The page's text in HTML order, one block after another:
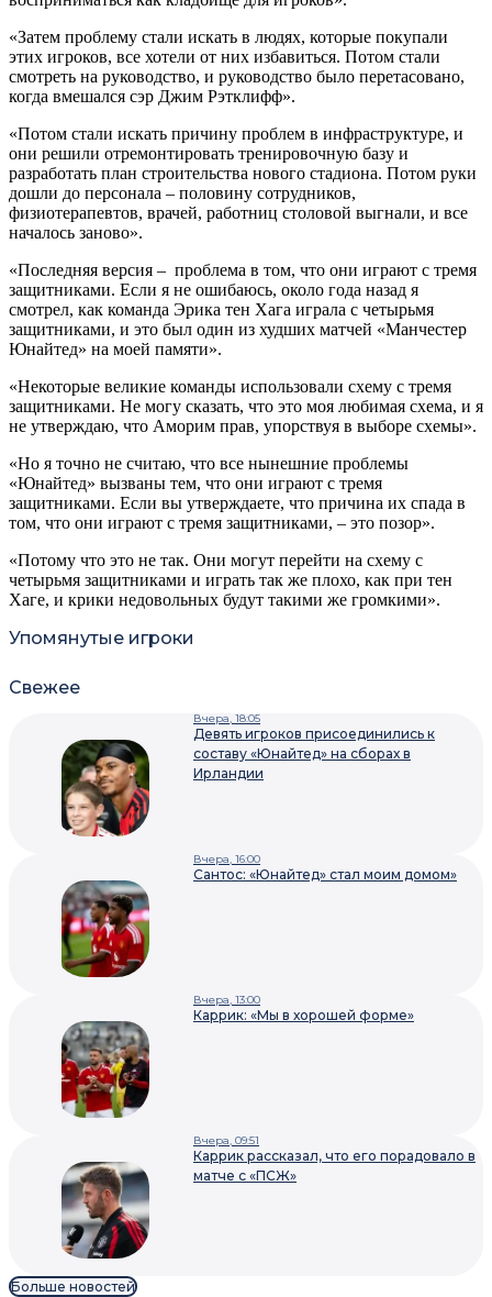
«Затем проблему стали искать в людях, которые покупали
этих игроков, все хотели от них избавиться. Потом стали
смотреть на руководство, и руководство было перетасовано,
когда вмешался сэр Джим Рэтклифф».
«Потом стали искать причину проблем в инфраструктуре, и
они решили отремонтировать тренировочную базу и
разработать план строительства нового стадиона. Потом руки
дошли до персонала – половину сотрудников,
физиотерапевтов, врачей, работниц столовой выгнали, и все
началось заново».
«Последняя версия – проблема в том, что они играют с тремя
защитниками. Если я не ошибаюсь, около года назад я
смотрел, как команда Эрика тен Хага играла с четырьмя
защитниками, и это был один из худших матчей «Манчестер
Юнайтед» на моей памяти».
«Некоторые великие команды использовали схему с тремя
защитниками. Не могу сказать, что это моя любимая схема, и я
не утверждаю, что Аморим прав, упорствуя в выборе схемы».
«Но я точно не считаю, что все нынешние проблемы
«Юнайтед» вызваны тем, что они играют с тремя
защитниками. Если вы утверждаете, что причина их спада в
том, что они играют с тремя защитниками, – это позор».
«Потому что это не так. Они могут перейти на схему с
четырьмя защитниками и играть так же плохо, как при тен
Хаге, и крики недовольных будут такими же громкими».
Упомянутые игроки
Свежее
Вчера, 18:05
Девять игроков присоединились к
составу «Юнайтед» на сборах в
Ирландии
Вчера, 16:00
Сантос: «Юнайтед» стал моим домом»
Вчера, 13:00
Каррик: «Мы в хорошей форме»
Вчера, 09:51
Каррик рассказал, что его порадовало в
матче с «ПСЖ»
Больше новостей